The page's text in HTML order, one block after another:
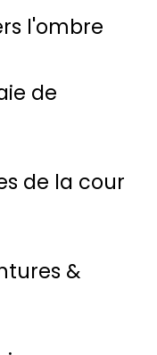
l'ombre
de
de la cour
&